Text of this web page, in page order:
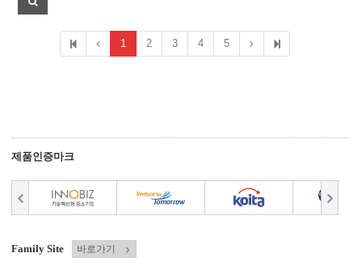
1 2 3 4 5
제품인증마크
Family Site 바로가기